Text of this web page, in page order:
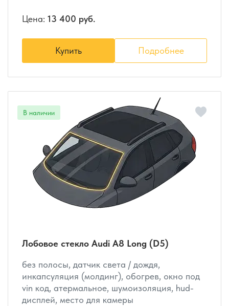
Цена: 13 400 руб.
Купить Подробнее
Лобовое стекло Audi A8 Long (D5)
без полосы, датчик света / дождя,
инкапсуляция (молдинг), обогрев, окно под
vin код, атермальное, шумоизоляция, hud-
дисплей, место для камеры